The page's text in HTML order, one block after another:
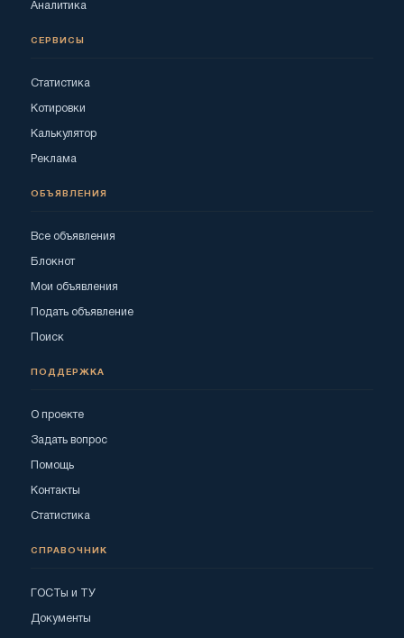
Аналитика
СЕРВИСЫ
Статистика
Котировки
Калькулятор
Реклама
ОБЪЯВЛЕНИЯ
Все объявления
Блокнот
Мои объявления
Подать объявление
Поиск
ПОДДЕРЖКА
О проекте
Задать вопрос
Помощь
Контакты
Статистика
СПРАВОЧНИК
ГОСТы и ТУ
Документы